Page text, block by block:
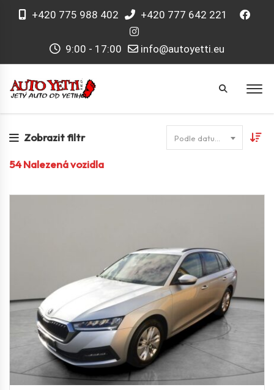
+420 775 988 402 +420 777 642 221
9:00 - 17:00 info@autoyetti.eu
Zobrazit filtr
54Nalezená vozidla